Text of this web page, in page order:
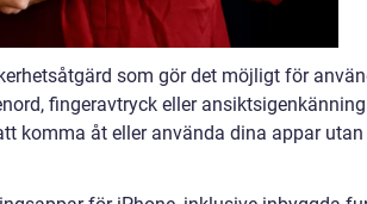
som gör det möjligt för
fingeravtryck eller
komma åt eller använda dina appar utan